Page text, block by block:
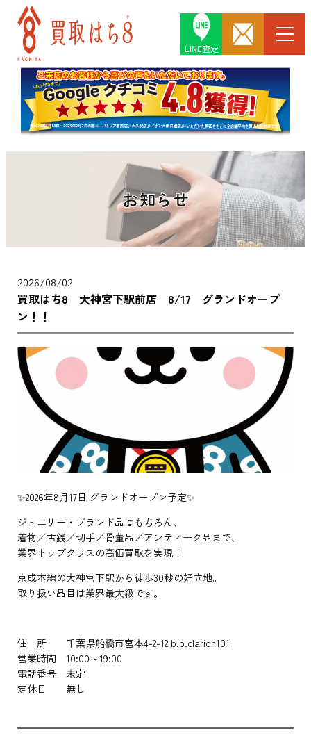
LINE査定
お知らせ
2026/08/02
買取はち8 大神宮下駅前店 8/17 グランドオープ
ン！！
✨2026年8月17日 グランドオープン予定✨
ジュエリー・ブランド品はもちろん、
着物／古銭／切手／骨董品／アンティーク品まで、
業界トップクラスの高価買取を実現！
京成本線の大神宮下駅から徒歩30秒の好立地。
取り扱い品目は業界最大級です。
住 所 千葉県船橋市宮本4-2-12 b.b.clarion101
営業時間 10:00～19:00
電話番号 未定
定休日 無し